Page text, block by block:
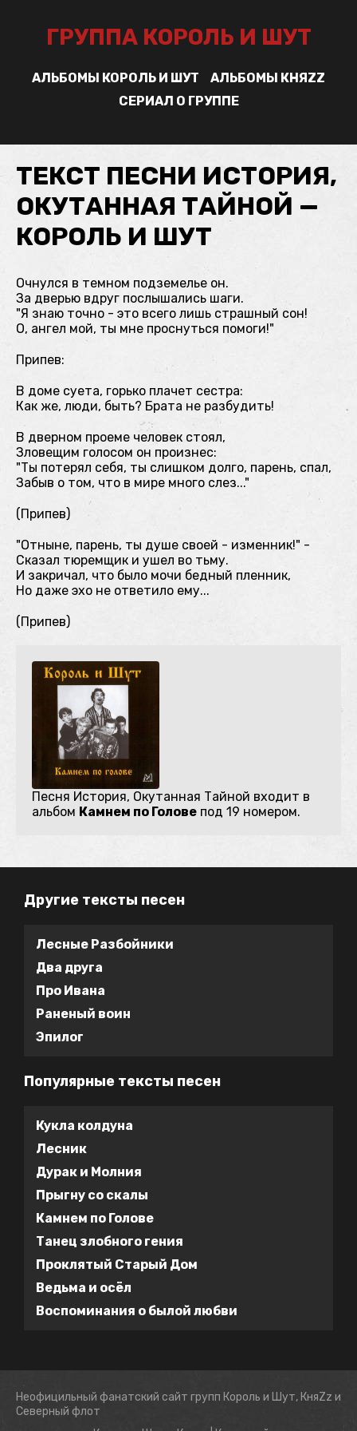
ГРУППА КОРОЛЬ И ШУТ
АЛЬБОМЫ КОРОЛЬ И ШУТ
АЛЬБОМЫ КНЯZZ
СЕРИАЛ О ГРУППЕ
ТЕКСТ ПЕСНИ ИСТОРИЯ,
ОКУТАННАЯ ТАЙНОЙ —
КОРОЛЬ И ШУТ
Очнулся в темном подземелье он.
За дверью вдруг послышались шаги.
"Я знаю точно - это всего лишь страшный сон!
О, ангел мой, ты мне проснуться помоги!"
Припев:
В доме суета, горько плачет сестра:
Как же, люди, быть? Брата не разбудить!
В дверном проеме человек стоял,
Зловещим голосом он произнес:
"Ты потерял себя, ты слишком долго, парень, спал,
Забыв о том, что в мире много слез..."
(Припев)
"Отныне, парень, ты душе своей - изменник!" -
Сказал тюремщик и ушел во тьму.
И закричал, что было мочи бедный пленник,
Но даже эхо не ответило ему...
(Припев)
Песня История, Окутанная Тайной входит в
альбом Камнем по Голове под 19 номером.
Другие тексты песен
Лесные Разбойники
Два друга
Про Ивана
Раненый воин
Эпилог
Популярные тексты песен
Кукла колдуна
Лесник
Дурак и Молния
Прыгну со скалы
Камнем по Голове
Танец злобного гения
Проклятый Старый Дом
Ведьма и осёл
Воспоминания о былой любви
Неофицильный фанатский сайт групп Король и Шут, КняZz и
Северный флот